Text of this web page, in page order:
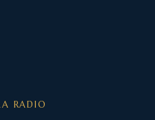
RADIO